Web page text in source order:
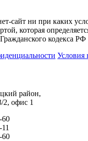
сайт ни при каких
которая
кодекса РФ
Условия
район,
2, офис 1
60
60